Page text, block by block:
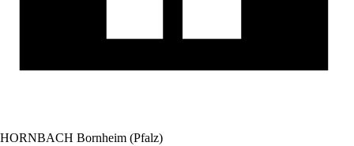
HORNBACH Bornheim (Pfalz)